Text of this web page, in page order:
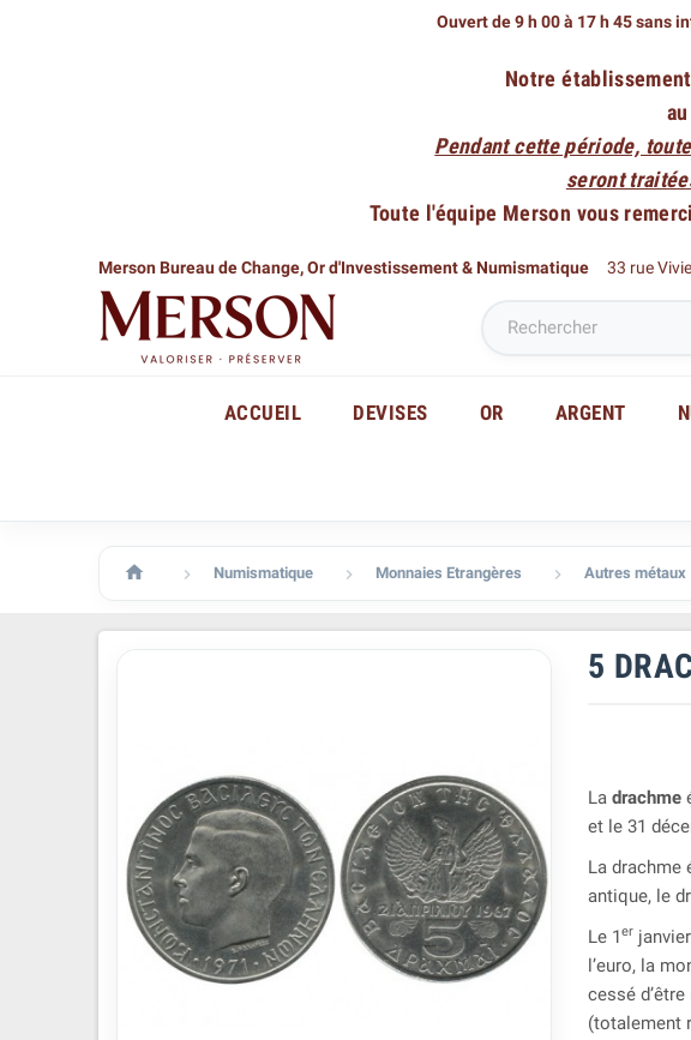
Ouvert de 9 h 00 à 17 h 45 sans
Notre
Pendant cette période,
seront
Toute l'équipe Merson vous
Merson Bureau de Change, Or d'Investissement & Numismatique 33 rue
ACCUEIL DEVISES OR ARGENT
  Numismatique  Monnaies Etrangères  Autres métaux
5
Ladrachme
et le 31
La drachme
antique, le
Le 1er
l’euro, la
cessé
(totalement